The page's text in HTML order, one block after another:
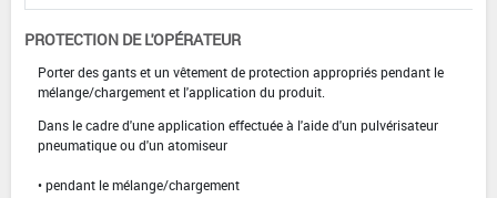
PROTECTION DE L'OPÉRATEUR
Porter des gants et un vêtement de protection appropriés pendant le
mélange/chargement et l'application du produit.
Dans le cadre d'une application effectuée à l'aide d'un pulvérisateur
pneumatique ou d'un atomiseur
• pendant le mélange/chargement